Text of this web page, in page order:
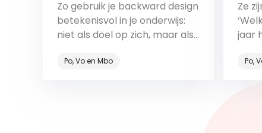
Zo gebruik je backward design
betekenisvol in je onderwijs:
niet als doel op zich, maar als
Po, Vo en Mbo
Ze
jaar
Het
Po,